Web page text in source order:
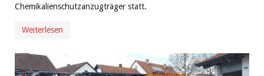
Chemikalienschutzanzugträger statt.
Weiterlesen